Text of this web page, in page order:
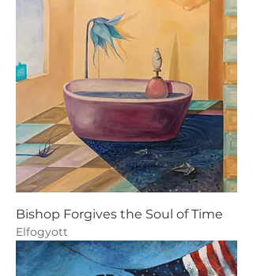
Bishop Forgives the Soul of Time
Elfogyott